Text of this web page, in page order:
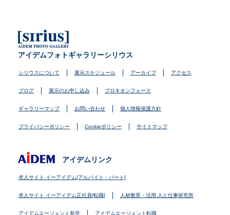
アイデムフォトギャラリーシリウス
シリウスについて 展示スケジュール アーカイブ アクセス
ブログ 展示のお申し込み プロキオンフォース
ギャラリーマップ お問い合わせ 個人情報保護方針
プライバシーポリシー Cookieポリシー サイトマップ
アイデムリンク
求人サイト イーアイデム[アルバイト・パート]
求人サイト イーアイデム正社員[転職] 人材教育・活用 人と仕事研究所
アイデムエージェント新卒 アイデムエージェント転職